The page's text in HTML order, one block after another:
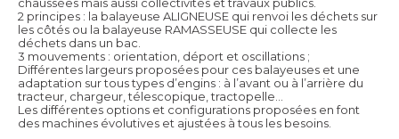
2 principes : la balayeuse ALIGNEUSE qui renvoi les déchets sur
les côtés ou la balayeuse RAMASSEUSE qui collecte les
déchets dans un bac.
3 mouvements : orientation, déport et oscillations ;
Différentes largeurs proposées pour ces balayeuses et une
adaptation sur tous types d’engins : à l’avant ou à l’arrière du
tracteur, chargeur, télescopique, tractopelle…
Les différentes options et configurations proposées en font
des machines évolutives et ajustées à tous les besoins.